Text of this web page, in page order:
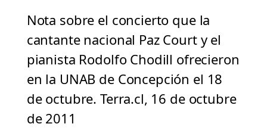
Nota sobre el concierto que la
cantante nacional Paz Court y el
pianista Rodolfo Chodill ofrecieron
en la UNAB de Concepción el 18
de octubre. Terra.cl, 16 de octubre
de 2011